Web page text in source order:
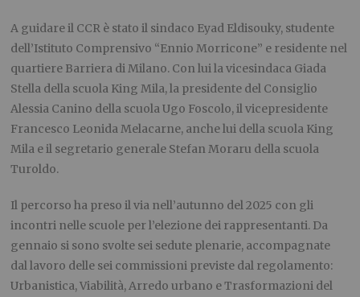
A guidare il CCR è stato il sindaco Eyad Eldisouky, studente
dell’Istituto Comprensivo “Ennio Morricone” e residente nel
quartiere Barriera di Milano. Con lui la vicesindaca Giada
Stella della scuola King Mila, la presidente del Consiglio
Alessia Canino della scuola Ugo Foscolo, il vicepresidente
Francesco Leonida Melacarne, anche lui della scuola King
Mila e il segretario generale Stefan Moraru della scuola
Turoldo.
Il percorso ha preso il via nell’autunno del 2025 con gli
incontri nelle scuole per l’elezione dei rappresentanti. Da
gennaio si sono svolte sei sedute plenarie, accompagnate
dal lavoro delle sei commissioni previste dal regolamento:
Urbanistica, Viabilità, Arredo urbano e Trasformazioni del